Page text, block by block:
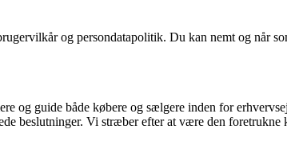
og persondatapolitik. Du kan nemt og når
og guide både købere og sælgere inden for
beslutninger. Vi stræber efter at være den